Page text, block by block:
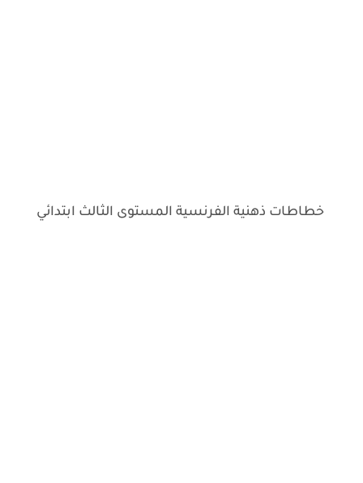
خطاطات ذهنية الفرنسية المستوى الثالث ابتدائي